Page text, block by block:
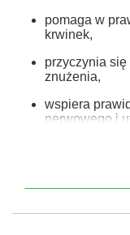
pomaga w
krwinek,
przyczynia
znużenia,
wspiera
nerwowego i
tkankach łącznych
chrząstkach i
L-karnitynajest
organizmie,